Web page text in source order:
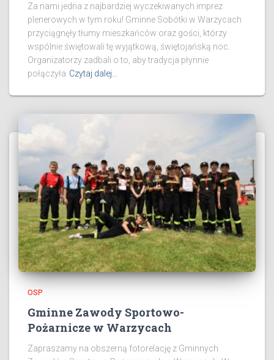
Za nami jedna z najbardziej wyczekiwanych imprez
plenerowych w tym roku! Gminne Sobótki w Warzycach
przyciągnęły tłumy mieszkańców oraz gości, którzy
wspólnie świętowali tę wyjątkową, świętojańską noc.
Organizatorzy zadbali o to, aby tradycja płynnie
połączyła Czytaj dalej…
OSP
Gminne Zawody Sportowo-
Pożarnicze w Warzycach
Zapraszamy na obszerną fotorelację z Gminnych